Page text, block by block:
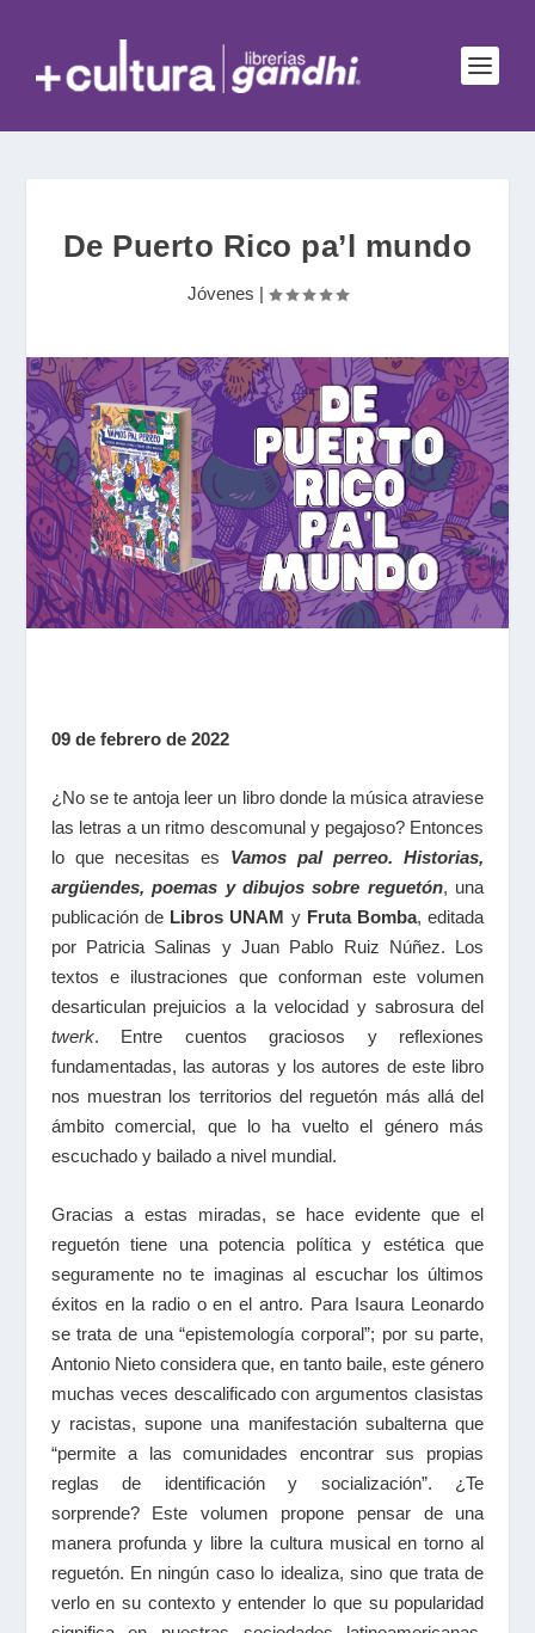
De Puerto Rico pa’l mundo
Jóvenes |
09 de febrero de 2022
¿No se te antoja leer un libro donde la música atraviese
las letras a un ritmo descomunal y pegajoso? Entonces
lo que necesitas es Vamos pal perreo. Historias,
argüendes, poemas y dibujos sobre reguetón, una
publicación de Libros UNAM y Fruta Bomba, editada
por Patricia Salinas y Juan Pablo Ruiz Núñez. Los
textos e ilustraciones que conforman este volumen
desarticulan prejuicios a la velocidad y sabrosura del
twerk. Entre cuentos graciosos y reflexiones
fundamentadas, las autoras y los autores de este libro
nos muestran los territorios del reguetón más allá del
ámbito comercial, que lo ha vuelto el género más
escuchado y bailado a nivel mundial.
Gracias a estas miradas, se hace evidente que el
reguetón tiene una potencia política y estética que
seguramente no te imaginas al escuchar los últimos
éxitos en la radio o en el antro. Para Isaura Leonardo
se trata de una “epistemología corporal”; por su parte,
Antonio Nieto considera que, en tanto baile, este género
muchas veces descalificado con argumentos clasistas
y racistas, supone una manifestación subalterna que
“permite a las comunidades encontrar sus propias
reglas de identificación y socialización”. ¿Te
sorprende? Este volumen propone pensar de una
manera profunda y libre la cultura musical en torno al
reguetón. En ningún caso lo idealiza, sino que trata de
verlo en su contexto y entender lo que su popularidad